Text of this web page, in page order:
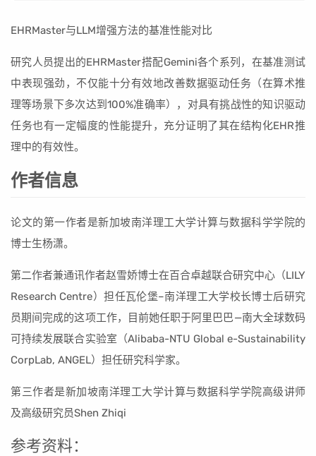
EHRMaster与LLM增强方法的基准性能对比
研究人员提出的EHRMaster搭配Gemini各个系列，在基准测试
中表现强劲，不仅能十分有效地改善数据驱动任务（在算术推
理等场景下多次达到100%准确率），对具有挑战性的知识驱动
任务也有一定幅度的性能提升，充分证明了其在结构化EHR推
理中的有效性。
作者信息
论文的第一作者是新加坡南洋理工大学计算与数据科学学院的
博士生杨潇。
第二作者兼通讯作者赵雪娇博士在百合卓越联合研究中心（LILY
Research Centre）担任瓦伦堡–南洋理工大学校长博士后研究
员期间完成的这项工作，目前她任职于阿里巴巴—南大全球数码
可持续发展联合实验室（Alibaba-NTU Global e-Sustainability
CorpLab, ANGEL）担任研究科学家。
第三作者是新加坡南洋理工大学计算与数据科学学院高级讲师
及高级研究员Shen Zhiqi
参考资料：